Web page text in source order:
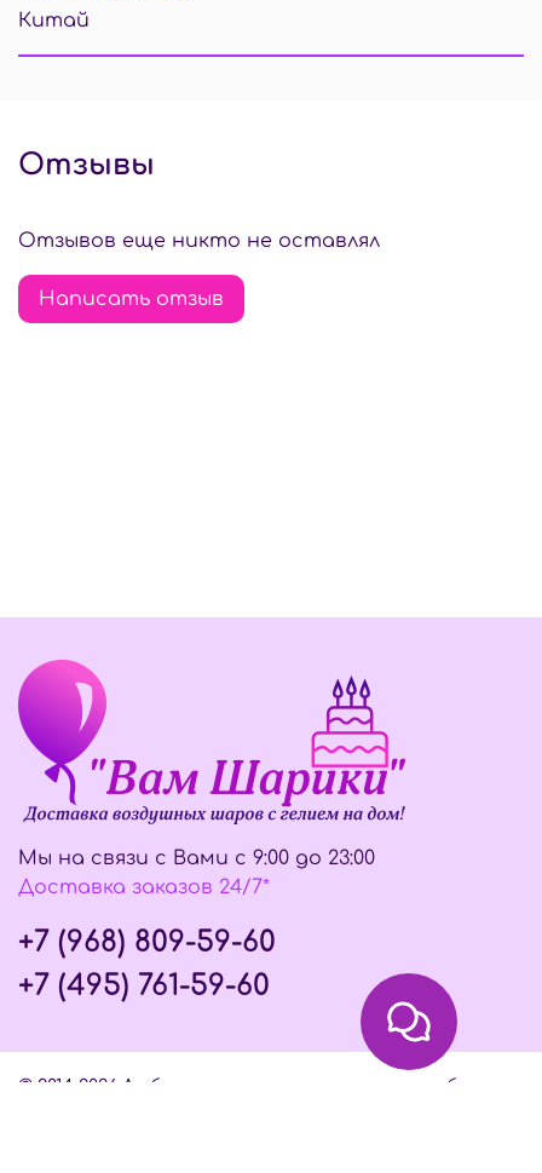
Китай
Отзывы
Отзывов еще никто не оставлял
Написать отзыв
Мы на связи с Вами с 9:00 до 23:00
Доставка заказов 24/7*
+7 (968) 809-59-60
+7 (495) 761-59-60
© 2014-2026 Любое использование контента без